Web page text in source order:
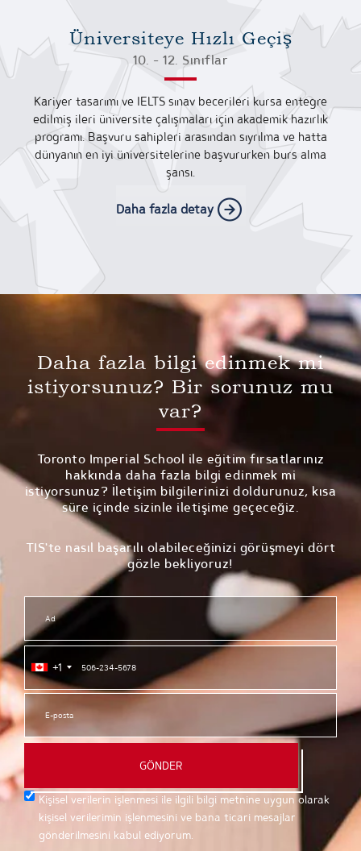
Üniversiteye Hızlı Geçiş
10. - 12. Sınıflar
Kariyer tasarımı ve IELTS sınav becerileri kursa entegre
edilmiş ileri üniversite çalışmaları için akademik hazırlık
programı. Başvuru sahipleri arasından sıyrılma ve hatta
dünyanın en iyi üniversitelerine başvururken burs alma
şansı.
Daha fazla detay
Daha fazla bilgi edinmek mi
istiyorsunuz? Bir sorunuz mu
var?
Toronto Imperial School ile eğitim fırsatlarınız
hakkında daha fazla bilgi edinmek mi
istiyorsunuz? İletişim bilgilerinizi doldurunuz, kısa
süre içinde sizinle iletişime geçeceğiz.
TIS'te nasıl başarılı olabileceğinizi görüşmeyi dört
gözle bekliyoruz!
+1
GÖNDER
Kişisel verilerin işlenmesi ile ilgili bilgi metnine uygun olarak
kişisel verilerimin işlenmesini ve bana ticari mesajlar
gönderilmesini kabul ediyorum.